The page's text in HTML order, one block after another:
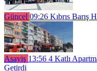
Güncel 09:26 Kıbrıs Barış
Asayiş 13:56 4 Katlı
Getirdi